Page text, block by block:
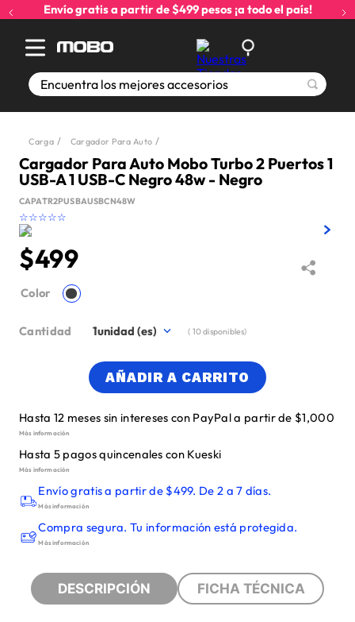
Envío gratis a partir de $499 pesos ¡a todo el país!
Encuentra los mejores accesorios
Carga Cargador Para Auto
Cargador Para Auto Mobo Turbo 2 Puertos 1
USB-A 1 USB-C Negro 48w - Negro
CAPATR2PUSBAUSBCN48W
☆☆☆☆☆
$499
Color
Cantidad 1 ( 10disponibles)
AÑADIR A CARRITO
Hasta 12 meses sin intereses con PayPal a partir de $1,000
Más información
Hasta 5 pagos quincenales con Kueski
Más información
Envío gratis a partir de $499. De 2 a 7 días.
Más información
Compra segura. Tu información está protegida.
Más información
DESCRIPCIÓN FICHA TÉCNICA